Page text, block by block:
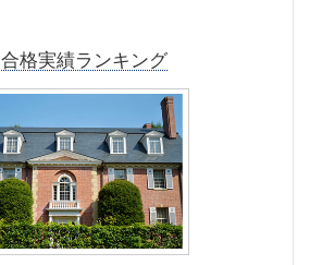
合格実績ランキング